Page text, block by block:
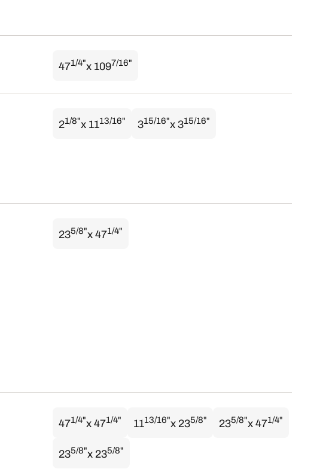
471/4"x 1097/16"
21/8"x 1113/16" 315/16"x 315/16"
235/8"x 471/4"
471/4"x 471/4" 1113/16"x 235/8" 235/8"x 471/4"
235/8"x 235/8"